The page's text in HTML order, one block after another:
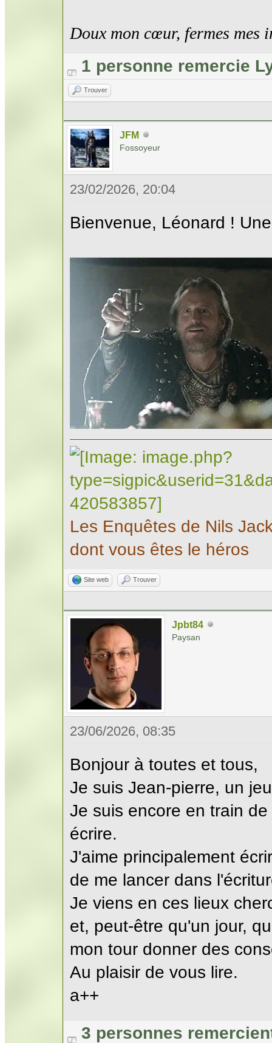
Doux mon cœur, fermes mes
1 personne remercie
Trouver
JFM
Fossoyeur
23/02/2026, 20:04
Bienvenue, Léonard !
Les Enquêtes de Nils
dont vous êtes le héros
Site web Trouver
Jpbt84
Paysan
23/06/2026, 08:35
Bonjour à toutes et tous,
Je suis Jean-pierre, un
Je suis encore en train
écrire.
J'aime principalement
de me lancer dans
Je viens en ces lieux
et, peut-être qu'un jour,
mon tour donner des
Au plaisir de vous lire.
a++
3 personnes